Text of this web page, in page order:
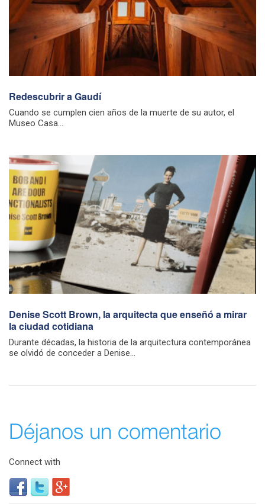
Redescubrir a Gaudí
Cuando se cumplen cien años de la muerte de su autor, el
Museo Casa...
Denise Scott Brown, la arquitecta que enseñó a mirar
la ciudad cotidiana
Durante décadas, la historia de la arquitectura contemporánea
se olvidó de conceder a Denise...
Déjanos un comentario
Connect with